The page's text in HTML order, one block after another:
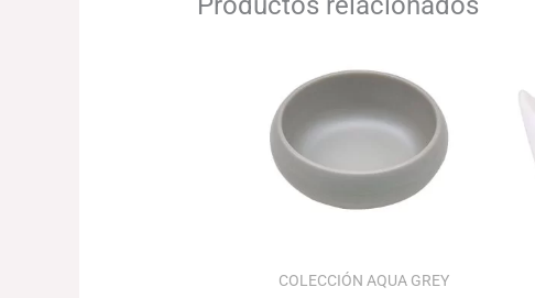
COLECCIÓN AQUA GREY
desde
194.11€
hasta
229.58€